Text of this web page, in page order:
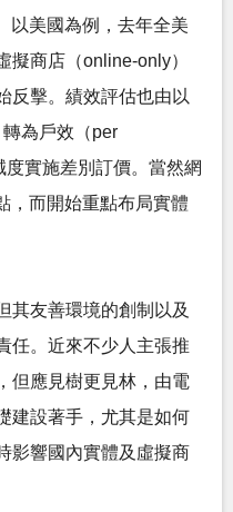
以美國為例，去年全美
擬商店（online-only）
反擊。績效評估也由以
為戶效（per
實施差別訂價。當然網
，而開始重點布局實體
其友善環境的創制以及
任。近來不少人主張推
但應見樹更見林，由電
建設著手，尤其是如何
影響國內實體及虛擬商